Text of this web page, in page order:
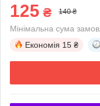
125 ₴ 140 ₴
Мінімальна сума
Економія 15 ₴